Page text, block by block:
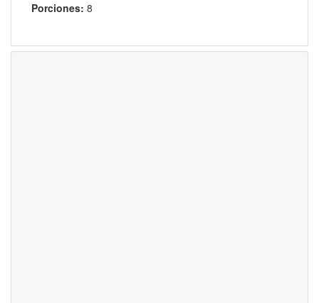
Porciones: 8